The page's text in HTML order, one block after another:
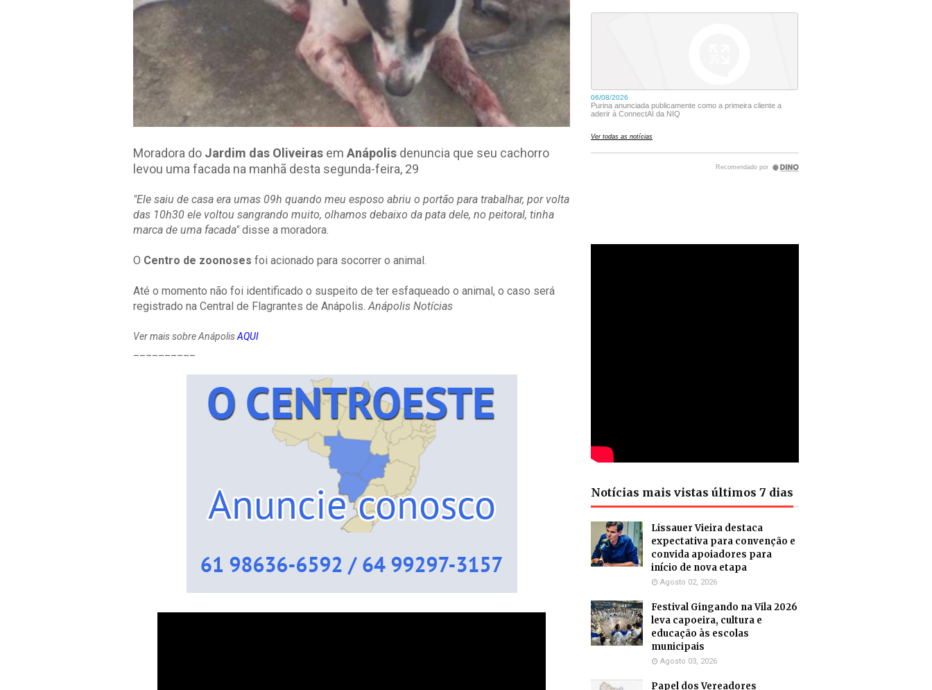
Moradora do Jardim das Oliveiras em Anápolis denuncia que seu cachorro
levou uma facada na manhã desta segunda-feira, 29
"Ele saiu de casa era umas 09h quando meu esposo abriu o portão para trabalhar, por volta
das 10h30 ele voltou sangrando muito, olhamos debaixo da pata dele, no peitoral, tinha
marca de uma facada"disse a moradora.
O Centro de zoonoses foi acionado para socorrer o animal.
Até o momento não foi identificado o suspeito de ter esfaqueado o animal, o caso será
registrado na Central de Flagrantes de Anápolis.Anápolis Notícias
Ver mais sobre AnápolisAQUI
Notícias mais vistas últimos 7 dias
Lissauer Vieira destaca
expectativa para convenção e
convida apoiadores para
início de nova etapa
Agosto 02, 2026
Festival Gingando na Vila 2026
leva capoeira, cultura e
educação às escolas
municipais
Agosto 03, 2026
Papel dos Vereadores